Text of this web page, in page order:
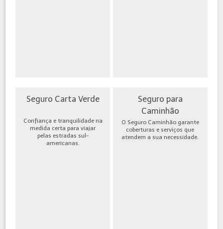
Seguro Carta Verde
Confiança e tranquilidade na
medida certa para viajar
pelas estradas sul-
americanas.
Seguro para
Caminhão
O Seguro Caminhão garante
coberturas e serviços que
atendem a sua necessidade.